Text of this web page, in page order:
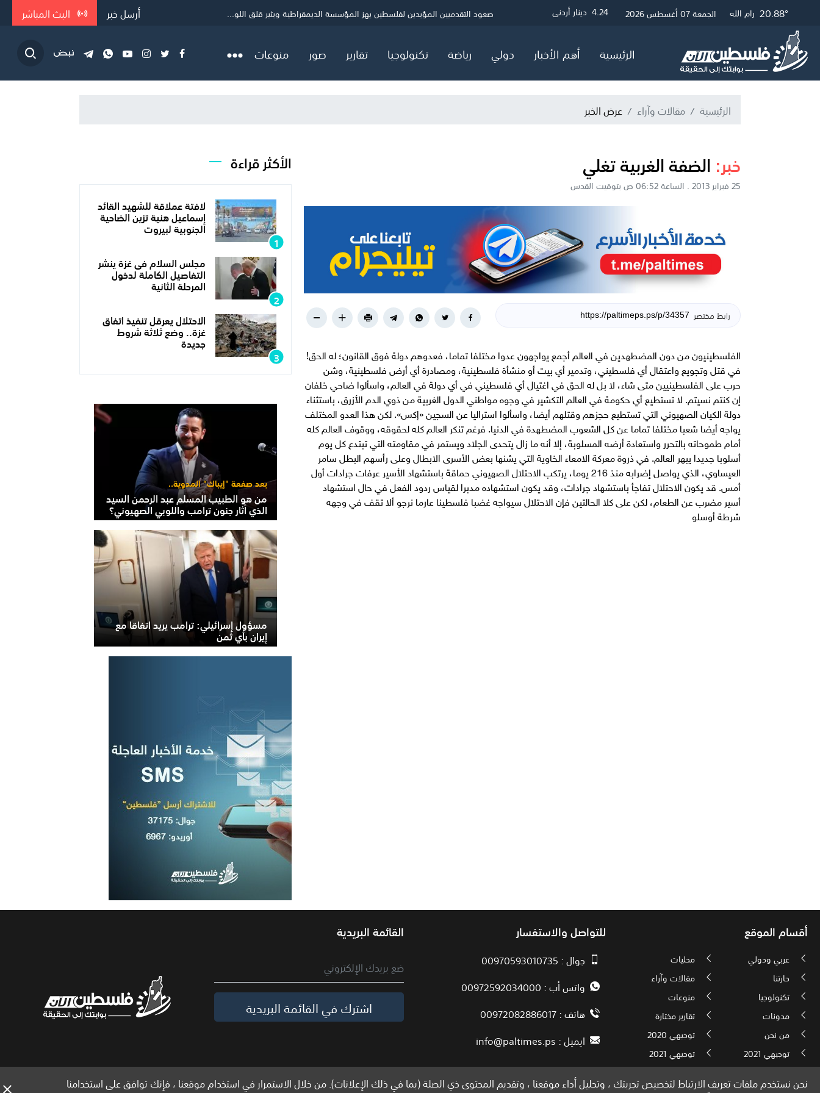
26.52° غزة 21.12° القدس 20.88° رام الله الجمعة 07 أغسطس 2026 3 دولار أمريكي4.05 جنيه إسترليني 4.24 دينار أردني حماس: ننتظر ردًا رسميًا بشأن خارطة المرحلة الثانية
الصحة بغزة: شهيد و5 إصابات خلال 24 ساعة
صعود التقدميين المؤيدين لفلسطين يهز المؤسسة الديمقراطية ويثير قلق اللو... أرسل خبر البث المباشر
الرئيسية أهم الأخبار دولي رياضة تكنولوجيا تقارير صور منوعات
الرئيسية مقالات وآراء عرض الخبر
خبر: الضفة الغربية تغلي
25 فبراير 2013 . الساعة 06:52 ص بتوقيت القدس
رابط مختصر
الفلسطينيون من دون المضطهدين في العالم أجمع يواجهون عدوا مختلفا تماما، فعدوهم دولة فوق القانون؛ له الحق!
في قتل وتجويع واعتقال أي فلسطيني، وتدمير أي بيت أو منشأة فلسطينية، ومصادرة أي أرض فلسطينية، وشن
حرب على الفلسطينيين متى شاء، لا بل له الحق في اغتيال أي فلسطيني في أي دولة في العالم، واسألوا ضاحي خلفان
إن كنتم نسيتم. لا تستطيع أي حكومة في العالم التكشير في وجوه مواطني الدول الغربية من ذوي الدم الأزرق، باستثناء
دولة الكيان الصهيوني التي تستطيع حجزهم وقتلهم أيضا، واسألوا استراليا عن السجين «إكس». لكن هذا العدو المختلف
يواجه أيضا شعبا مختلفا تماما عن كل الشعوب المضطهدة في الدنيا. فرغم تنكر العالم كله لحقوقه، ووقوف العالم كله
أمام طموحاته بالتحرر واستعادة أرضه المسلوبة، إلا أنه ما زال يتحدى الجلاد ويستمر في مقاومته التي تبتدع كل يوم
أسلوبا جديدا يبهر العالم. في ذروة معركة الامعاء الخاوية التي يشنها بعض الأسرى الابطال وعلى رأسهم البطل سامر
العيساوي، الذي يواصل إضرابه منذ 216 يوما، يرتكب الاحتلال الصهيوني حماقة باستشهاد الأسير عرفات جرادات أول
أمس. قد يكون الاحتلال تفاجأ باستشهاد جرادات، وقد يكون استشهاده مدبرا لقياس ردود الفعل في حال استشهاد
أسير مضرب عن الطعام، لكن على كلا الحالتين فإن الاحتلال سيواجه غضبا فلسطينا عارما نرجو ألا تقف في وجهه
شرطة أوسلو
الأكثر قراءة
لافتة عملاقة للشهيد القائد
إسماعيل هنية تزين الضاحية
الجنوبية لبيروت
مجلس السلام فى غزة ينشر
التفاصيل الكاملة لدخول
المرحلة الثانية
الاحتلال يعرقل تنفيذ اتفاق
غزة.. وضع ثلاثة شروط
جديدة
بعد صفعة "إيباك" المدوية..
من هو الطبيب المسلم عبد الرحمن السيد
الذي أثار جنون ترامب واللوبي الصهيوني؟
مسؤول إسرائيلي: ترامب يريد اتفاقا مع
إيران بأي ثمن
نحن نستخدم ملفات تعريف الارتباط لتخصيص تجربتك ، وتحليل أداء موقعنا ، وتقديم المحتوى ذي الصلة (بما في ذلك الإعلانات). من خلال الاستمرار في استخدام موقعنا ، فإنك توافق على استخدامنا
أقسام الموقع
عربي ودولي
محليات
حارتنا
مقالات وآراء
تكنولوجيا
منوعات
مدونات
تقارير مختارة
من نحن
توجيهي 2020
توجيهي 2021
توجيهي 2021
للتواصل والاستفسار
جوال : 00970593010735
واتس أب : 00972592034000
هاتف : 00972082886017
ايميل :info@paltimes.ps
القائمة البريدية
اشترك في القائمة البريدية